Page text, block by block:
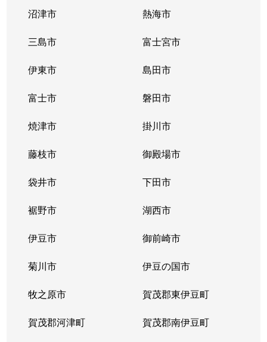
沼津市 熱海市
三島市 富士宮市
伊東市 島田市
富士市 磐田市
焼津市 掛川市
藤枝市 御殿場市
袋井市 下田市
裾野市 湖西市
伊豆市 御前崎市
菊川市 伊豆の国市
牧之原市 賀茂郡東伊豆町
賀茂郡河津町 賀茂郡南伊豆町